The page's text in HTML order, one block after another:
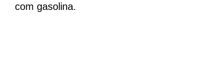
com gasolina.